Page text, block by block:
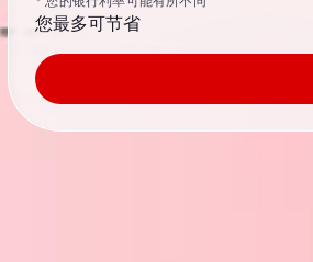
您最多可节省